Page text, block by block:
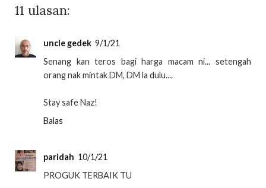
11 ulasan:
uncle gedek 9/1/21
Senang kan teros bagi harga macam ni... setengah
orang nak mintak DM, DM la dulu....
Stay safe Naz!
Balas
paridah 10/1/21
PROGUK TERBAIK TU